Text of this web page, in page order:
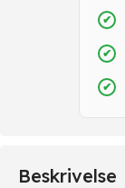
✔
✔
✔
Beskrivelse